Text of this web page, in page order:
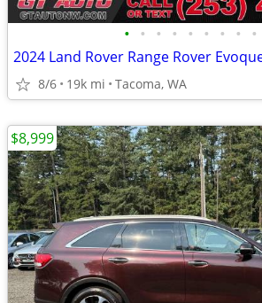
• • • • • • • • •
2024 Land Rover Range Rover
8/6 19k mi Tacoma, WA
$8,999